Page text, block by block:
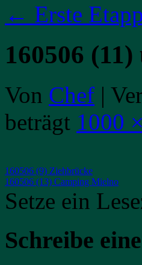
← Erste
160506
Von Chef |
beträgt 1000
160506 (9) Ziehbrücke
160506 (13) Camping Mielno
Setze ein
Schreibe